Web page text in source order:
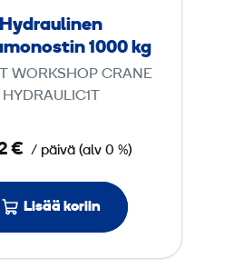
e
r
j
a
a
Hydraulinen
1000 kg
WORKSHOP CRANE
HYDRAULIC1T
€ / päivä (alv 0 %)
Lisää koriin